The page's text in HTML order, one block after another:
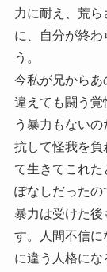
力に耐え、荒
に、自分が終
う。
今私が兄からあ
違えても闘う覚
う暴力もない
抗して怪我を負
て生きてこれ
ぽなしだったの
暴力は受けた
す。人間不信
に違う人格に